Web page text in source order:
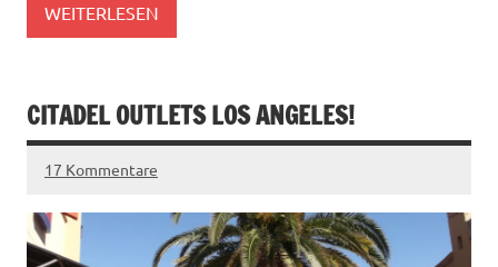
WEITERLESEN
CITADEL OUTLETS LOS ANGELES!
17 Kommentare